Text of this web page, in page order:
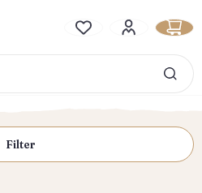
Je hebt 0 items op je
Filter